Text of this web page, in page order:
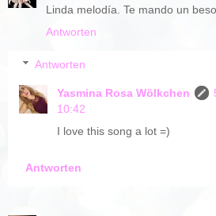
Linda melodía. Te mando un beso.
Antworten
Antworten
Yasmina Rosa Wölkchen
10:42
I love this song a lot =)
Antworten